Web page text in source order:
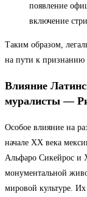
появление
включение
Таким образом,
на пути к признанию
Влияние
муралисты —
Особое влияние на
начале XX века
Альфаро Сикейрос и
монументальной
мировой культуре.